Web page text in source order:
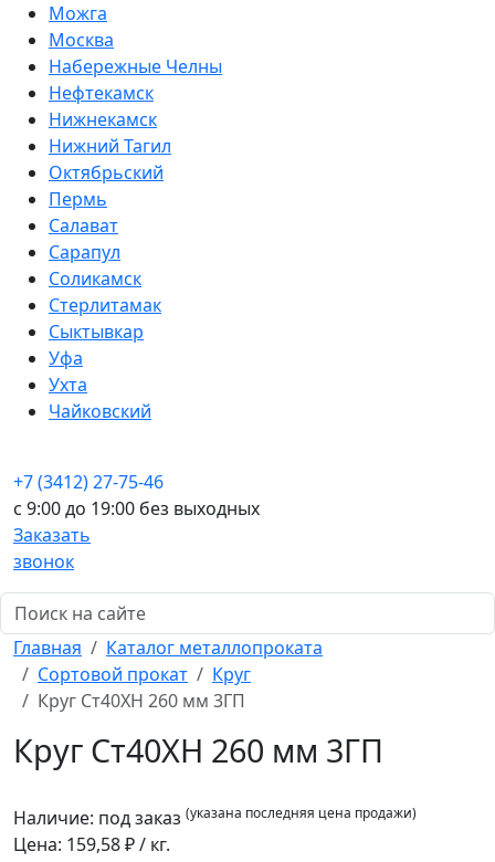
Можга
Москва
Набережные Челны
Нефтекамск
Нижнекамск
Нижний Тагил
Октябрьский
Пермь
Салават
Сарапул
Соликамск
Стерлитамак
Сыктывкар
Уфа
Ухта
Чайковский
+7 (3412) 27-75-46
c 9:00 до 19:00 без выходных
Заказать
звонок
Главная
Каталог металлопроката
Сортовой прокат
Круг
Круг Ст40ХН 260 мм 3ГП
Круг Ст40ХН 260 мм 3ГП
Наличие: под заказ (указана последняя цена продажи)
Цена: 159,58₽ / кг.